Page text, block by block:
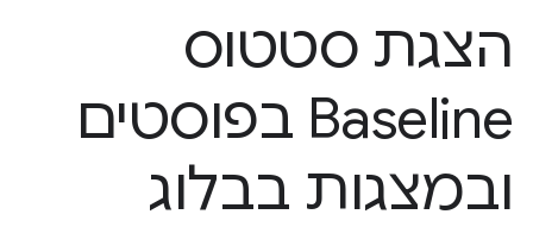
הצגת סטטוס
Baseline בפוסטים
ובמצגות בבלוג